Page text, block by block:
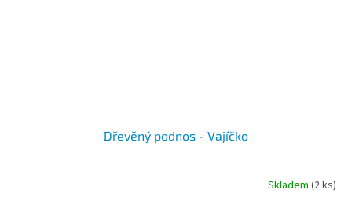
Dřevěný podnos - Vajíčko
Skladem (2 ks)